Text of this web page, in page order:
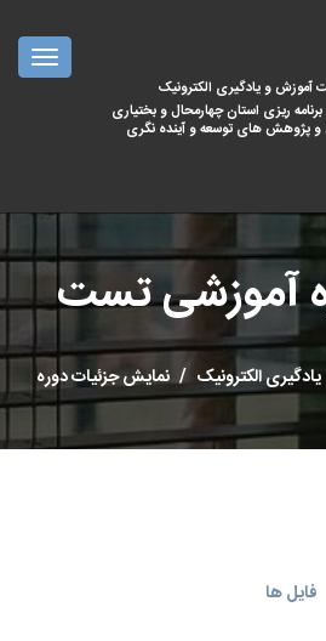
آموزش و یادگیری الکترونیک
ریزی استان چهارمحال و بختیاری
و پژوهش های توسعه و آینده نگری
آموزشی تست
یادگیری الکترونیک نمایش جزئیات دوره
فایل ها